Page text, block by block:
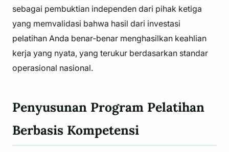
sebagai pembuktian independen dari pihak ketiga
yang memvalidasi bahwa hasil dari investasi
pelatihan Anda benar-benar menghasilkan keahlian
kerja yang nyata, yang terukur berdasarkan standar
operasional nasional.
Penyusunan Program Pelatihan
Berbasis Kompetensi